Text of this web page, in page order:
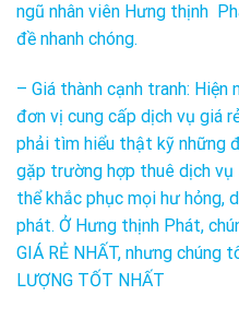
ngũ nhân viên Hưng thịnh
đề nhanh chóng.
– Giá thành cạnh tranh:
đơn vị cung cấp dịch vụ giá
phải tìm hiểu thật kỹ những
gặp trường hợp thuê dịch vụ
thể khắc phục mọi hư hỏng,
phát. Ở Hưng thịnh Phát,
GIÁ RẺ NHẤT, nhưng chúng
LƯỢNG TỐT NHẤT